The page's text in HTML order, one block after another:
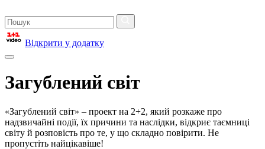
Відкрити у додатку
Загублений світ
«Загублений світ» – проект на 2+2, який розкаже про
надзвичайні події, їх причини та наслідки, відкриє таємниці
світу й розповість про те, у що складно повірити. Не
пропустіть найцікавіше!